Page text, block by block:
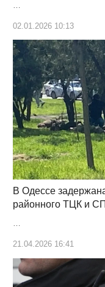
02.01.2026 10:13
В Одессе
районного ТЦК и СП
21.04.2026 16:41